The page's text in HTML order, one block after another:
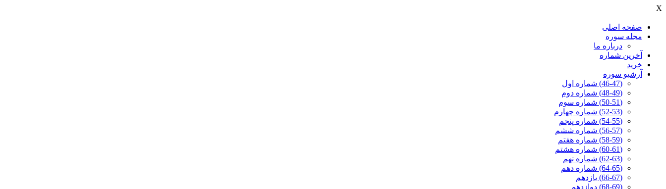
X
صفحه اصلی
مجله سوره
درباره ما
آخرين شماره
خرید
آرشیو سوره
(46-47) شماره اول
(48-49) شماره دوم
(50-51) شماره سوم
(52-53) شماره چهارم
(54-55) شماره پنجم
(56-57) شماره ششم
(58-59) شماره هفتم
(60-61) شماره هشتم
(62-63) شماره نهم
(64-65) شماره دهم
(66-67) یازدهم
(68-69) دوازدهم